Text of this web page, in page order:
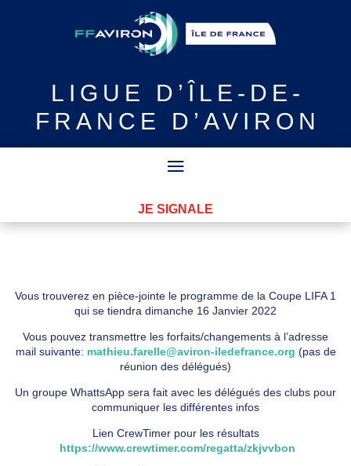
LIGUE
D’ÎLE-DE-
FRANCE D’AVIRON
JE SIGNALE
Vous trouverez en pièce-jointe le programme de la Coupe LIFA 1
qui se tiendra dimanche 16 Janvier 2022
Vous pouvez transmettre les forfaits/changements à l’adresse
mail suivante: mathieu.farelle@aviron-iledefrance.org (pas de
réunion des délégués)
Un groupe WhattsApp sera fait avec les délégués des clubs pour
communiquer les différentes infos
Lien CrewTimer pour les résultats
https://www.crewtimer.com/regatta/zkjvvbon